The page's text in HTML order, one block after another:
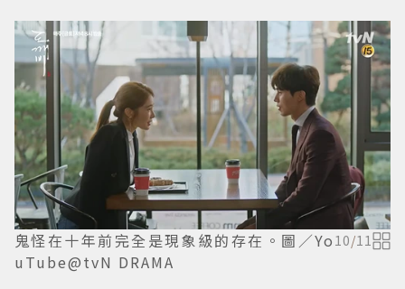
鬼怪在十年前完全是現象級的存在。圖／Yo
uTube@tvN DRAMA
10/11